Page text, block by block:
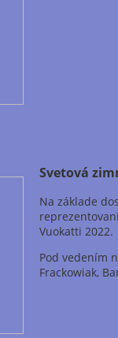
Svetová
Na základe
Vuokatti 2022.
Pod vedením
Frackowiak,